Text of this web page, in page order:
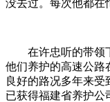
没去过。每次他都在
在许忠听的带领下
他们养护的高速公路
良好的路况多年来受
已获得福建省养护公